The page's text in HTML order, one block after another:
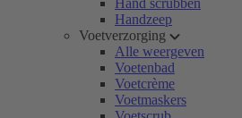
Hand scrubben
Handzeep
Voetverzorging
Alle weergeven
Voetenbad
Voetcrème
Voetmaskers